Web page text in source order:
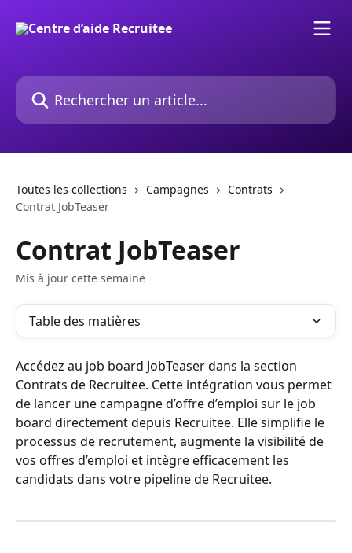
Rechercher un article...
Toutes les collections Campagnes
Contrats
Contrat JobTeaser
Contrat JobTeaser
Mis à jour cette semaine
Table des matières
Accédez au job board JobTeaser dans la section
Contrats de Recruitee. Cette intégration vous permet
de lancer une campagne d’offre d’emploi sur le job
board directement depuis Recruitee. Elle simplifie le
processus de recrutement, augmente la visibilité de
vos offres d’emploi et intègre efficacement les
candidats dans votre pipeline de Recruitee.